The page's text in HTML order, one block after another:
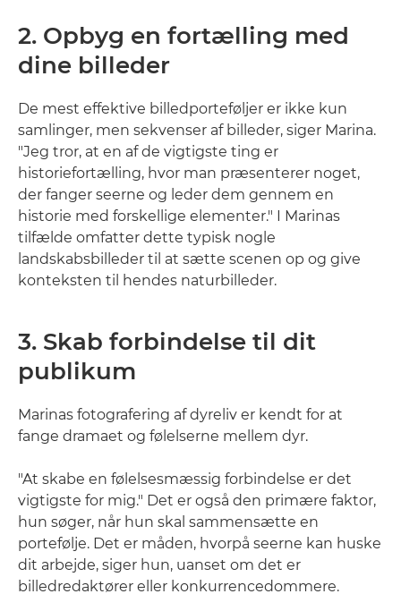
2. Opbyg en fortælling med
dine billeder
De mest effektive billedporteføljer er ikke kun
samlinger, men sekvenser af billeder, siger Marina.
"Jeg tror, at en af de vigtigste ting er
historiefortælling, hvor man præsenterer noget,
der fanger seerne og leder dem gennem en
historie med forskellige elementer." I Marinas
tilfælde omfatter dette typisk nogle
landskabsbilleder til at sætte scenen op og give
konteksten til hendes naturbilleder.
3. Skab forbindelse til dit
publikum
Marinas fotografering af dyreliv er kendt for at
fange dramaet og følelserne mellem dyr.
"At skabe en følelsesmæssig forbindelse er det
vigtigste for mig." Det er også den primære faktor,
hun søger, når hun skal sammensætte en
portefølje. Det er måden, hvorpå seerne kan huske
dit arbejde, siger hun, uanset om det er
billedredaktører eller konkurrencedommere.